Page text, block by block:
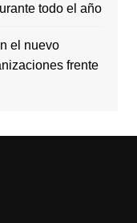
todo el año
el nuevo
frente